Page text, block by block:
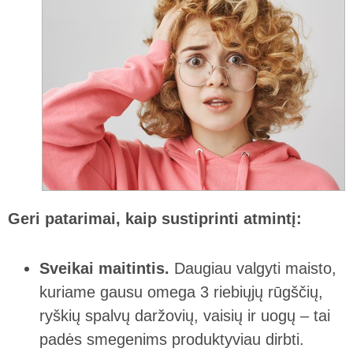
Geri patarimai, kaip sustiprinti atmintį:
Sveikai maitintis. Daugiau valgyti maisto,
kuriame gausu omega 3 riebiųjų rūgščių,
ryškių spalvų daržovių, vaisių ir uogų – tai
padės smegenims produktyviau dirbti.